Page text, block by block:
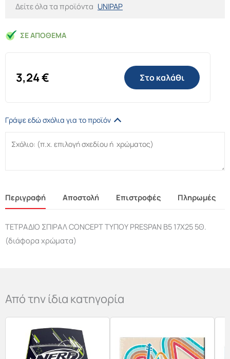
Δείτε όλα τα προϊόντα UNIPAP
ΣΕ ΑΠΌΘΕΜΑ
3,24€ Στο καλάθι
Γράψε εδώ σχόλια για το προϊόν
Περιγραφή Αποστολή Επιστροφές Πληρωμές
ΤΕΤΡΑΔΙΟ ΣΠΙΡΑΛ CONCEPT ΤΥΠΟΥ PRESPAN Β5 17X25 5Θ.
(διάφορα χρώματα)
Από την ίδια κατηγορία